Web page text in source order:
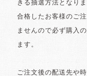
きる抽選方法となりま
合格したお客様のご
ませんので必ず購入
ます。
ご注文後の配送先や